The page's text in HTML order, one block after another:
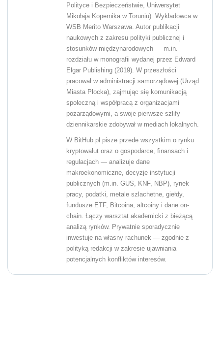
Polityce i Bezpieczeństwie, Uniwersytet
Mikołaja Kopernika w Toruniu). Wykładowca w
WSB Merito Warszawa. Autor publikacji
naukowych z zakresu polityki publicznej i
stosunków międzynarodowych — m.in.
rozdziału w monografii wydanej przez Edward
Elgar Publishing (2019). W przeszłości
pracował w administracji samorządowej (Urząd
Miasta Płocka), zajmując się komunikacją
społeczną i współpracą z organizacjami
pozarządowymi, a swoje pierwsze szlify
dziennikarskie zdobywał w mediach lokalnych.
W BitHub.pl pisze przede wszystkim o rynku
kryptowalut oraz o gospodarce, finansach i
regulacjach — analizuje dane
makroekonomiczne, decyzje instytucji
publicznych (m.in. GUS, KNF, NBP), rynek
pracy, podatki, metale szlachetne, giełdy,
fundusze ETF, Bitcoina, altcoiny i dane on-
chain. Łączy warsztat akademicki z bieżącą
analizą rynków. Prywatnie sporadycznie
inwestuje na własny rachunek — zgodnie z
polityką redakcji w zakresie ujawniania
potencjalnych konfliktów interesów.